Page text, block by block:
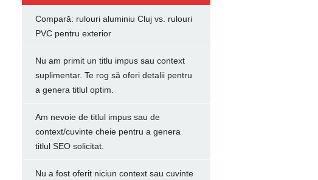
Compară: rulouri aluminiu Cluj vs. rulouri
PVC pentru exterior
Nu am primit un titlu impus sau context
suplimentar. Te rog să oferi detalii pentru
a genera titlul optim.
Am nevoie de titlul impus sau de
context/cuvinte cheie pentru a genera
titlul SEO solicitat.
Nu a fost oferit niciun context sau cuvinte